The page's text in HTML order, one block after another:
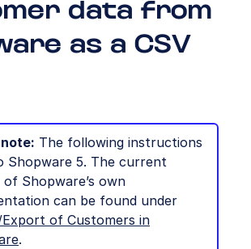
data from
as a CSV
The following instructions
Shopware 5. The current
Shopware’s own
can be found under
of Customers in
.